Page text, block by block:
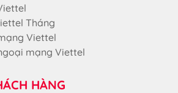
Tháng
Viettel
mạng Viettel
HÀNG